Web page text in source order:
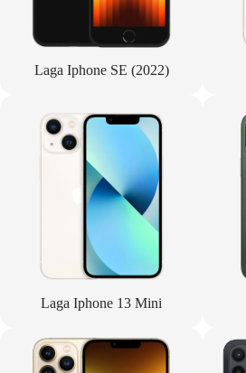
Laga Iphone SE (2022)
Laga Iphone 13 Mini